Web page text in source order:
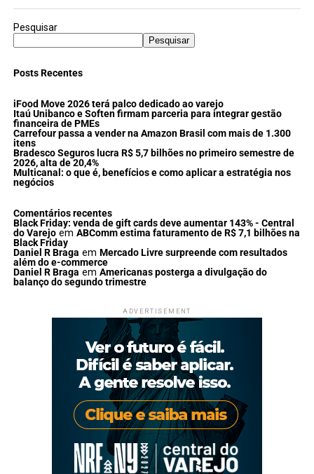
Pesquisar
Pesquisar
Posts Recentes
iFood Move 2026 terá palco dedicado ao varejo
Itaú Unibanco e Soften firmam parceria para integrar gestão
financeira de PMEs
Carrefour passa a vender na Amazon Brasil com mais de 1.300
itens
Bradesco Seguros lucra R$ 5,7 bilhões no primeiro semestre de
2026, alta de 20,4%
Multicanal: o que é, benefícios e como aplicar a estratégia nos
negócios
Comentários recentes
Black Friday: venda de gift cards deve aumentar 143% - Central
do Varejoem ABComm estima faturamento de R$ 7,1 bilhões na
Black Friday
Daniel R Braga em Mercado Livre surpreende com resultados
além do e-commerce
Daniel R Braga em Americanas posterga a divulgação do
balanço do segundo trimestre
ADVERTISEMENT